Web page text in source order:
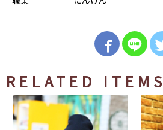
RELATED ITEMS